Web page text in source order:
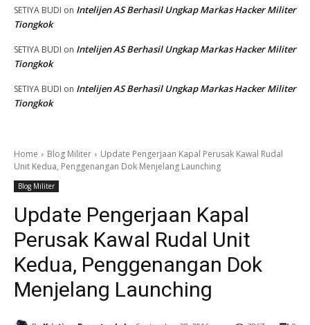
SETIYA BUDI on Intelijen AS Berhasil Ungkap Markas Hacker Militer
Tiongkok
SETIYA BUDI on Intelijen AS Berhasil Ungkap Markas Hacker Militer
Tiongkok
SETIYA BUDI on Intelijen AS Berhasil Ungkap Markas Hacker Militer
Tiongkok